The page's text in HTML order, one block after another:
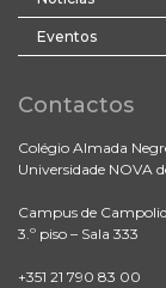
Eventos
Contactos
Colégio Almada
Universidade NOVA
Campus de
3.º piso – Sala 333
+351 21 790 83 00